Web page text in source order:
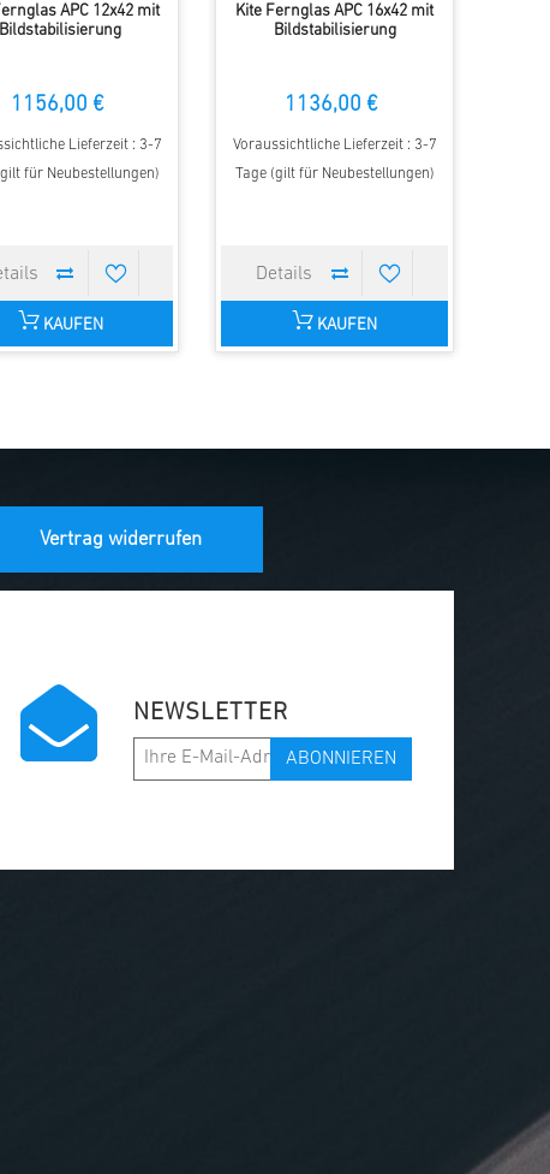
APC 12x42 mit
Bildstabilisierung
1156,00 €
Lieferzeit : 3-7
für Neubestellungen)
KAUFEN
Kite Fernglas APC 16x42 mit
Bildstabilisierung
1136,00 €
Voraussichtliche Lieferzeit : 3-7
Tage (gilt für Neubestellungen)
KAUFEN
Vertrag widerrufen
NEWSLETTER
ABONNIEREN